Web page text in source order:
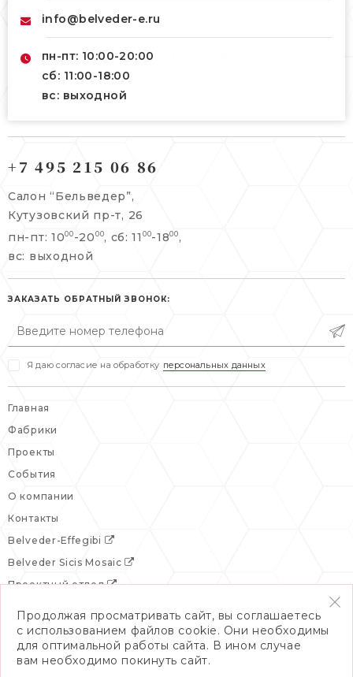
info@belveder-e.ru
пн-пт: 10:00-20:00
сб: 11:00-18:00
вс: выходной
info@belveder-e.ru
пн-пт: 10:00-20:00
сб, вс: выходной
Берсеневский переулок, 3/10с7
+7 495 477 45 43
info@belveder-e.ru
пн-пт: 10:00-19:00
сб: выходной
+7 495 215 06 86
Салон “Бельведер”,
Кутузовский пр-т, 26
пн-пт: 1000 -20 00, сб: 11 00-1800 ,
вс: выходной
ЗАКАЗАТЬ ОБРАТНЫЙ ЗВОНОК:
Я даю согласие на обработку персональных данных
Главная
Фабрики
Проекты
События
О компании
Контакты
Belveder-Effegibi
Belveder Sicis Mosaic
Проектный отдел
Продолжая просматривать сайт, вы соглашаетесь
с использованием файлов cookie. Они необходимы
для оптимальной работы сайта. В ином случае
вам необходимо покинуть сайт.